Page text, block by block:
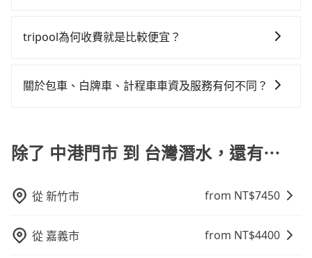
下要乘車，也可參考tripool的拼車共乘服務，最多可再
者，租車地點可能離中港門市還有段路，且須配合車行
滿油，如遇到不肖業者，還車時可能遭遇各種莫名理由
格或服務品質上，tripool都是你從中港門市到台灣潛水
都無法監控或追查。最好別為了省小錢而冒上不必要的
駕駛執照以及良民證外，車輛一定投保最高300萬乘客
中長程提供最優惠的價格。 (3) 全台服務，不分城市與郊
tripool為何收費就是比較便宜？
一次使用tripool的會擔心價格比市價便宜不少，是不是
機也絕對不會在車內吸煙，於新冠肺炎期間也絕對全程
配戴口罩。tripool之所以能將價格壓在市價7~8折的主
車率，也就是提高俗稱「回頭車」的比例。這不僅體現
雙十等）能用更少的司機來服務更多的旅客，意味著使
關於包車、白牌車、計程車車資及服務有何不同？
依平台預定時價格而定，通常愈長程價格CP值愈高。 計
程車：可24小時隨叫隨到，價格依跳錶而定，如有塞車
比包車貴。 白牌車：通常價格較包車便宜，但司機素
處理。
除了 中港門市 到 台灣潛水，還有⋯
從新竹市 from NT$7450
從 嘉義市 from NT$4400